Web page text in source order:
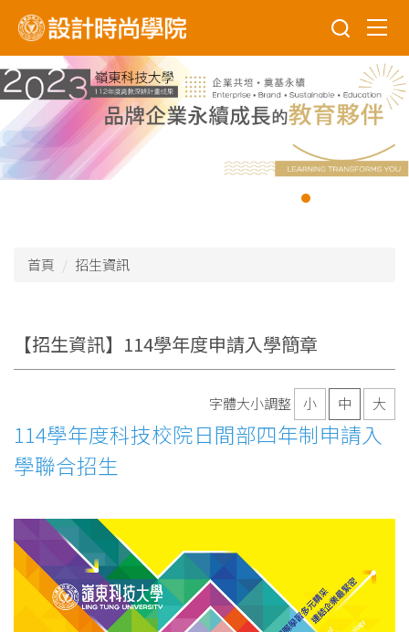
到
主
要
內
區
首頁 招生資訊
【招生資訊】114學年度申請入學簡章
字體大小調整 小 中 大
114學年度科技校院日間部四年制申請入
學聯合招生